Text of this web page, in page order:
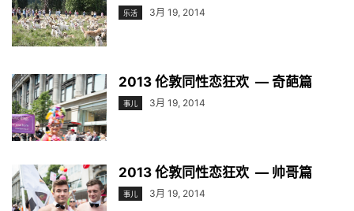
乐活 3月 19, 2014
2013 伦敦同性恋狂欢 — 奇葩篇
事儿 3月 19, 2014
2013 伦敦同性恋狂欢 — 帅哥篇
事儿 3月 19, 2014